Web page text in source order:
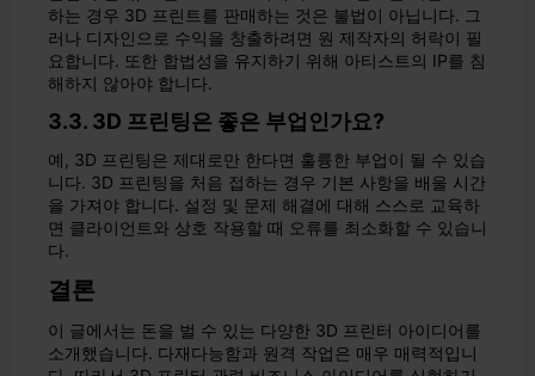
하는 경우 3D 프린트를 판매하는 것은 불법이 아닙니다. 그
러나 디자인으로 수익을 창출하려면 원 제작자의 허락이 필
요합니다. 또한 합법성을 유지하기 위해 아티스트의 IP를 침
해하지 않아야 합니다.
3.3. 3D 프린팅은 좋은 부업인가요?
예, 3D 프린팅은 제대로만 한다면 훌륭한 부업이 될 수 있습
니다. 3D 프린팅을 처음 접하는 경우 기본 사항을 배울 시간
을 가져야 합니다. 설정 및 문제 해결에 대해 스스로 교육하
면 클라이언트와 상호 작용할 때 오류를 최소화할 수 있습니
다.
결론
이 글에서는 돈을 벌 수 있는 다양한 3D 프린터 아이디어를
소개했습니다. 다재다능함과 원격 작업은 매우 매력적입니